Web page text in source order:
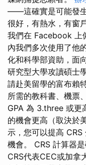
——這確實是可能發
很好，有熱水，有窗
我們在 Facebook 上
內我們多次使用了他
化和科學部資助，面
研究型大學攻讀碩士
請赴美留學的富布賴
所需的教科書、機票
GPA 為 3.three 或更
的機會更高（取決於
示，您可以提高
機會。 CRS 計算器
CRS代表CEC或加拿